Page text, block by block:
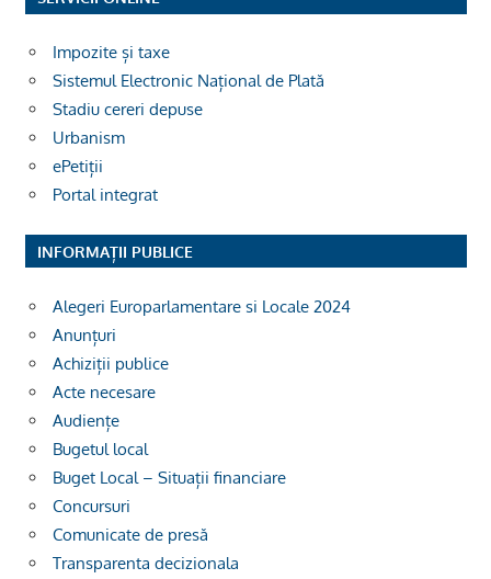
Impozite și taxe
Sistemul Electronic Național de Plată
Stadiu cereri depuse
Urbanism
ePetiții
Portal integrat
INFORMAȚII PUBLICE
Alegeri Europarlamentare si Locale 2024
Anunțuri
Achiziții publice
Acte necesare
Audiențe
Bugetul local
Buget Local – Situații financiare
Concursuri
Comunicate de presă
Transparenta decizionala